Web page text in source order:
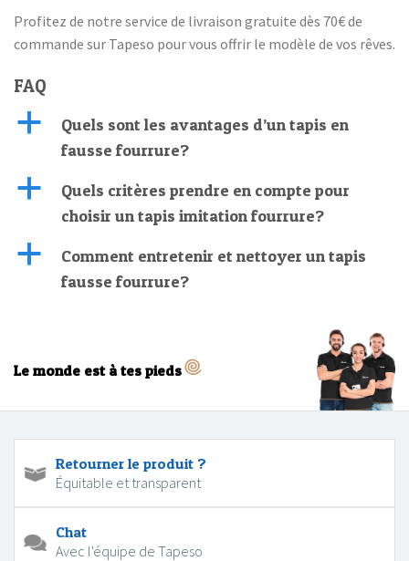
Profitez de notre service de livraison gratuite dès 70€ de
commande sur Tapeso pour vous offrir le modèle de vos rêves.
FAQ
a
Quels sont les avantages d’un tapis en
fausse fourrure?
a
Quels critères prendre en compte pour
choisir un tapis imitation fourrure?
a
Comment entretenir et nettoyer un tapis
fausse fourrure?
Le monde est à tes pieds
Retourner le produit ?
Équitable et transparent
Chat
Avec l'équipe de Tapeso